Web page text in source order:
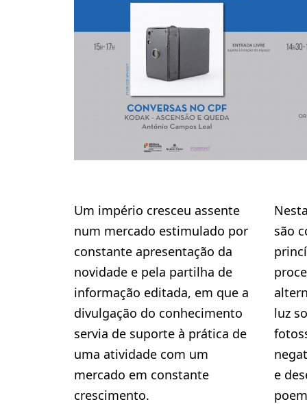
Um império cresceu assente
num mercado estimulado por
constante apresentação da
novidade e pela partilha de
informação editada, em que a
divulgação do conhecimento
servia de suporte à prática de
uma atividade com um
mercado em constante
crescimento.
são
luz
e